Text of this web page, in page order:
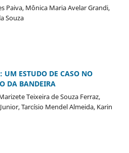
Paiva, Mônica Maria Avelar Grandi,
Souza
UM ESTUDO DE CASO NO
DA BANDEIRA
Teixeira de Souza Ferraz,
Tarcísio Mendel Almeida, Karin